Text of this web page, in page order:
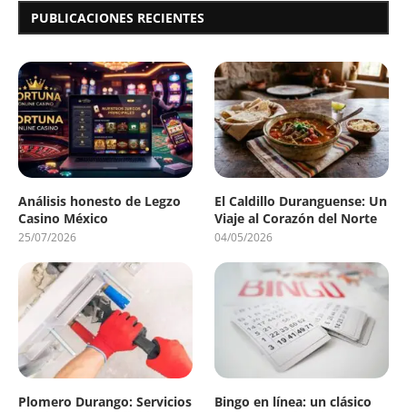
PUBLICACIONES RECIENTES
Análisis honesto de Legzo
Casino México
25/07/2026
El Caldillo Duranguense: Un
Viaje al Corazón del Norte
04/05/2026
Plomero Durango: Servicios
Bingo en línea: un clásico